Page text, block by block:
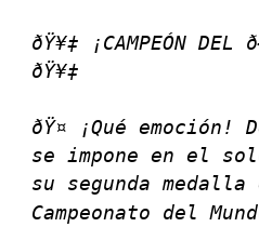
ðŸ¥‡ ¡CAMPEÓN DEL
ðŸ¥‡
ðŸ¤­ ¡Qué emoción!
se impone en el
su segunda medalla
Campeonato del